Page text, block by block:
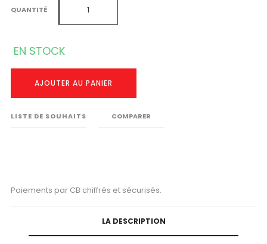
QUANTITÉ
EN STOCK
AJOUTER AU PANIER
LISTE DE SOUHAITS COMPARER
Paiements par CB chiffrés et sécurisés.
LA DESCRIPTION